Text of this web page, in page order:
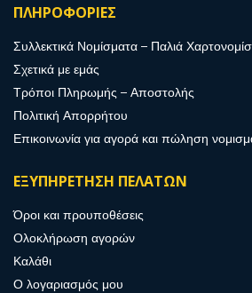
ΠΛΗΡΟΦΟΡΙΕΣ
Συλλεκτικά Νομίσματα – Παλιά
Σχετικά με εμάς
Τρόποι Πληρωμής – Αποστολής
Πολιτική Απορρήτου
Επικοινωνία για αγορά και πώληση
ΕΞΥΠΗΡΕΤΗΣΗ ΠΕΛΑΤΩΝ
Όροι και προυποθέσεις
Ολοκλήρωση αγορών
Καλάθι
Ο λογαριασμός μου